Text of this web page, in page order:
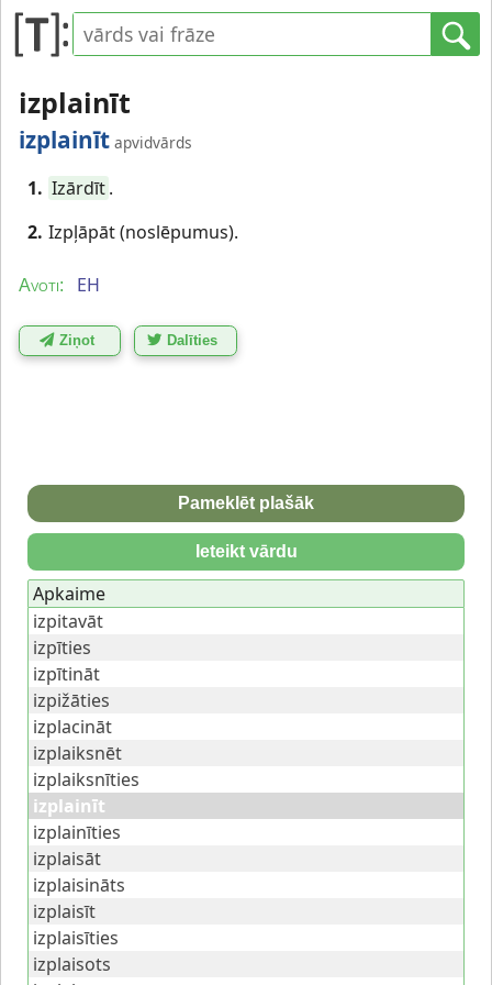
izplainīt
izplainīt apvidvārds
1. Izārdīt.
2. Izpļāpāt (noslēpumus).
Avoti: EH
Ziņot Dalīties
Pameklēt plašāk
Ieteikt vārdu
Apkaime
izpitavāt
izpīties
izpītināt
izpižāties
izplacināt
izplaiksnēt
izplaiksnīties
izplainīt
izplainīties
izplaisāt
izplaisināts
izplaisīt
izplaisīties
izplaisots